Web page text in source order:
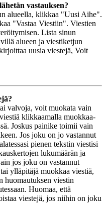
vastauksen?
alueella, klikkaa "Uusi Aihe".
"Vastaa Viestiin". Viestien
Lista sinun
alueen ja viestiketjun
uusia viestejä, Voit
valvoja, voit muokata vain
klikkaamalla muokkaa-
Joskus painike toimii vain
Jos joku on jo vastannut
pienen tekstin viestisi
lukumäärän ja
jos joku on vastannut
ylläpitäjä muokkaa viestiä,
huomautuksen viestin
Huomaa, että
viestejä, jos niihin on joku